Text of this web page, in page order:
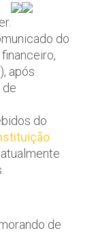
do
após
de
do
atualmente
de